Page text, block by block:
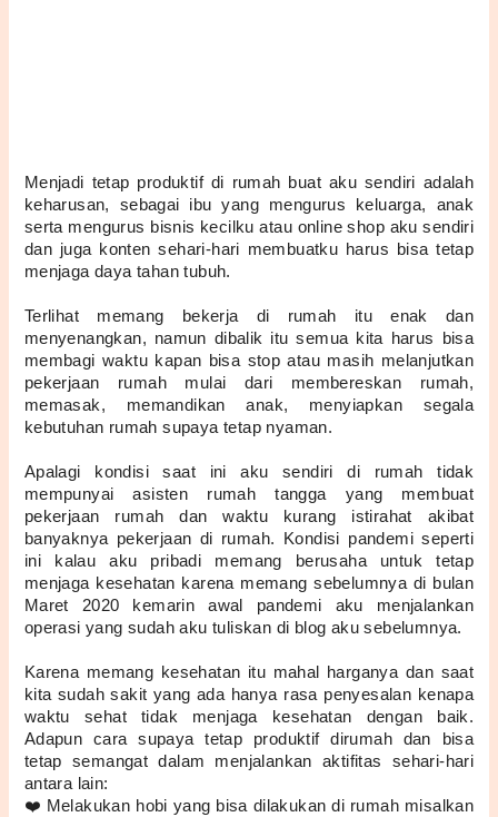
Menjadi tetap produktif di rumah buat aku sendiri adalah
keharusan, sebagai ibu yang mengurus keluarga, anak
serta mengurus bisnis kecilku atau online shop aku sendiri
dan juga konten sehari-hari membuatku harus bisa tetap
menjaga daya tahan tubuh.
Terlihat memang bekerja di rumah itu enak dan
menyenangkan, namun dibalik itu semua kita harus bisa
membagi waktu kapan bisa stop atau masih melanjutkan
pekerjaan rumah mulai dari membereskan rumah,
memasak, memandikan anak, menyiapkan segala
kebutuhan rumah supaya tetap nyaman.
Apalagi kondisi saat ini aku sendiri di rumah tidak
mempunyai asisten rumah tangga yang membuat
pekerjaan rumah dan waktu kurang istirahat akibat
banyaknya pekerjaan di rumah. Kondisi pandemi seperti
ini kalau aku pribadi memang berusaha untuk tetap
menjaga kesehatan karena memang sebelumnya di bulan
Maret 2020 kemarin awal pandemi aku menjalankan
operasi yang sudah aku tuliskan di blog aku sebelumnya.
Karena memang kesehatan itu mahal harganya dan saat
kita sudah sakit yang ada hanya rasa penyesalan kenapa
waktu sehat tidak menjaga kesehatan dengan baik.
Adapun cara supaya tetap produktif dirumah dan bisa
tetap semangat dalam menjalankan aktifitas sehari-hari
antara lain:
❤️ Melakukan hobi yang bisa dilakukan di rumah misalkan